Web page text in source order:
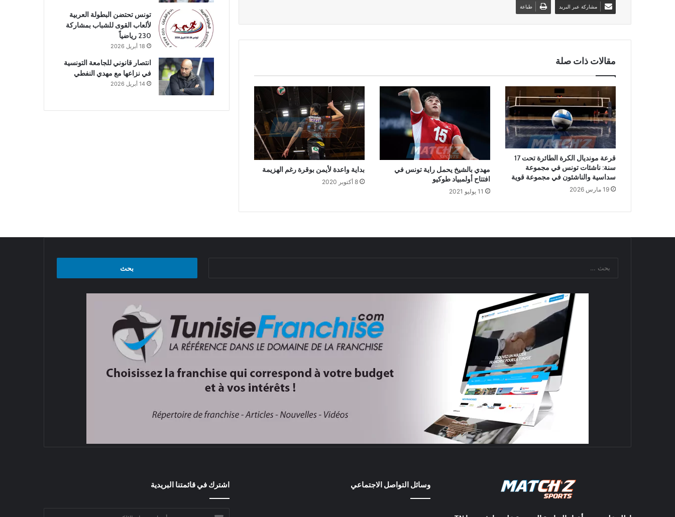
مشاركة عبر البريد طباعة
مقالات ذات صلة
قرعة مونديال الكرة الطائرة تحت 17
سنة: ناشئات تونس في مجموعة
سداسية والناشئون في مجموعة قوية
19 مارس 2026
مهدي بالشيخ يحمل راية تونس في
افتتاح أولمبياد طوكيو
11 يوليو 2021
بداية واعدة لأيمن بوقرة رغم الهزيمة
8 أكتوبر 2020
تونس تحتضن البطولة العربية
لألعاب القوى للشباب بمشاركة
230 رياضياً
18 أبريل 2026
انتصار قانوني للجامعة التونسية
في نزاعها مع مهدي النفطي
14 أبريل 2026
وسائل التواصل الاجتماعي اشترك في قائمتنا البريدية